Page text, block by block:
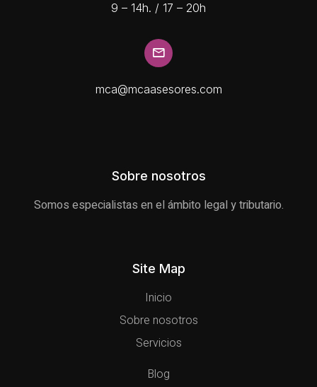
9 – 14h. / 17 – 20h
mca@mcaasesores.com
Sobre nosotros
Somos especialistas en el ámbito legal y tributario.
Site Map
Inicio
Sobre nosotros
Servicios
Blog